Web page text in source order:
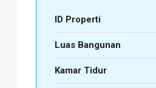
ID Properti
Luas Bangunan
Kamar Tidur